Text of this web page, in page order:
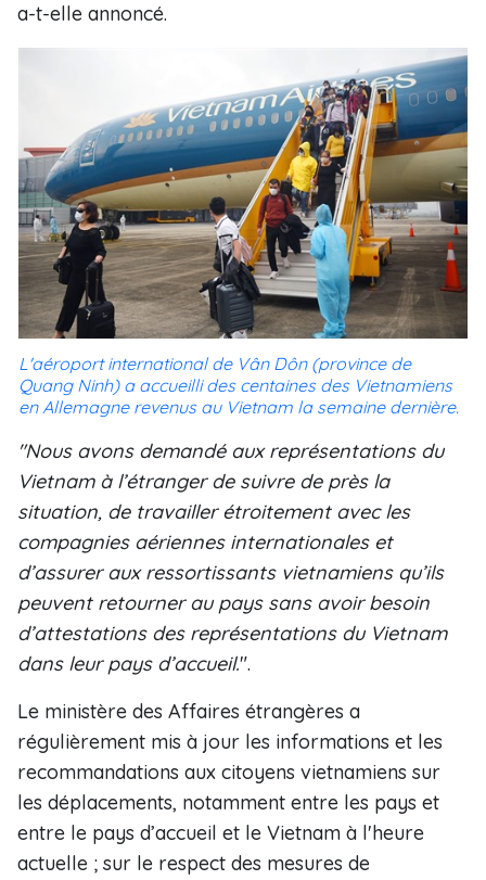
a-t-elle annoncé.
L'aéroport international de Vân Dôn (province de
Quang Ninh) a accueilli des centaines des Vietnamiens
en Allemagne revenus au Vietnam la semaine dernière.
"Nous avons demandé aux représentations du
Vietnam à l’étranger de suivre de près la
situation, de travailler étroitement avec les
compagnies aériennes internationales et
d’assurer aux ressortissants vietnamiens qu’ils
peuvent retourner au pays sans avoir besoin
d’attestations des représentations du Vietnam
dans leur pays d’accueil.".
Le ministère des Affaires étrangères a
régulièrement mis à jour les informations et les
recommandations aux citoyens vietnamiens sur
les déplacements, notamment entre les pays et
entre le pays d’accueil et le Vietnam à l'heure
actuelle ; sur le respect des mesures de